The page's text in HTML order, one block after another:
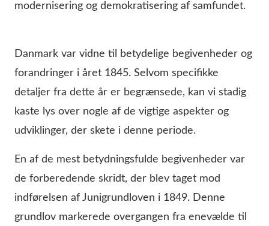
modernisering og demokratisering af samfundet.
Danmark var vidne til betydelige begivenheder og
forandringer i året 1845. Selvom specifikke
detaljer fra dette år er begrænsede, kan vi stadig
kaste lys over nogle af de vigtige aspekter og
udviklinger, der skete i denne periode.
En af de mest betydningsfulde begivenheder var
de forberedende skridt, der blev taget mod
indførelsen af Junigrundloven i 1849. Denne
grundlov markerede overgangen fra enevælde til